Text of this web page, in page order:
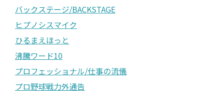
バックステージ/BACKSTAGE
ヒプノシスマイク
ひるまえほっと
沸騰ワード10
プロフェッショナル/仕事の流儀
プロ野球戦力外通告